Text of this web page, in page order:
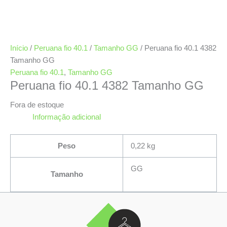
Início / Peruana fio 40.1 / Tamanho GG / Peruana fio 40.1 4382
Tamanho GG
Peruana fio 40.1 , Tamanho GG
Peruana fio 40.1 4382 Tamanho GG
Fora de estoque
Informação adicional
Peso 0,22 kg
Tamanho
GG